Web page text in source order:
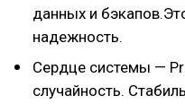
данных и
надежность.
Сердце системы —
случайность.